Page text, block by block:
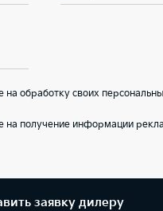
обработку своих
получение информации
заявку дилеру